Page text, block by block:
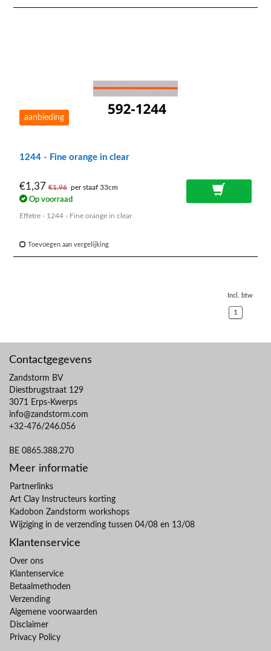
aanbieding
1244 - Fine orange in clear
€1,37 €1,96 per staaf 33cm
Op voorraad
Effetre - 1244 - Fine orange in clear
Toevoegen aan vergelijking
Incl. btw
1
Contactgegevens
Zandstorm BV
Diestbrugstraat 129
3071 Erps-Kwerps
info@zandstorm.com
+32-476/246.056
BE 0865.388.270
Meer informatie
Partnerlinks
Art Clay Instructeurs korting
Kadobon Zandstorm workshops
Wijziging in de verzending tussen 04/08 en 13/08
Klantenservice
Over ons
Klantenservice
Betaalmethoden
Verzending
Algemene voorwaarden
Disclaimer
Privacy Policy